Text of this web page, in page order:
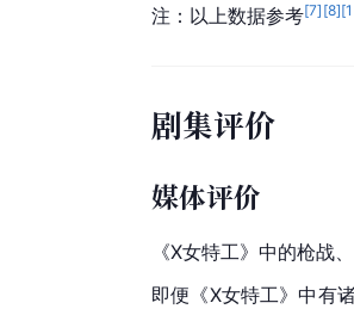
注：以上数据参考[7] [8][
剧集评价
媒体评价
《X女特工》中的枪战
即便《X女特工》中有